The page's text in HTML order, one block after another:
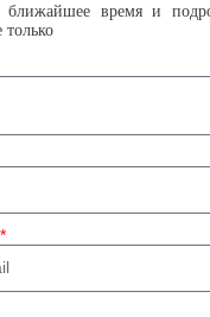
ближайшее время и